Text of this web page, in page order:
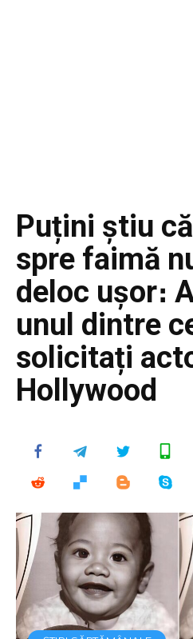
Puțini știu
spre faimă
deloc ușor։
unul dintre
solicitați
Hollywood